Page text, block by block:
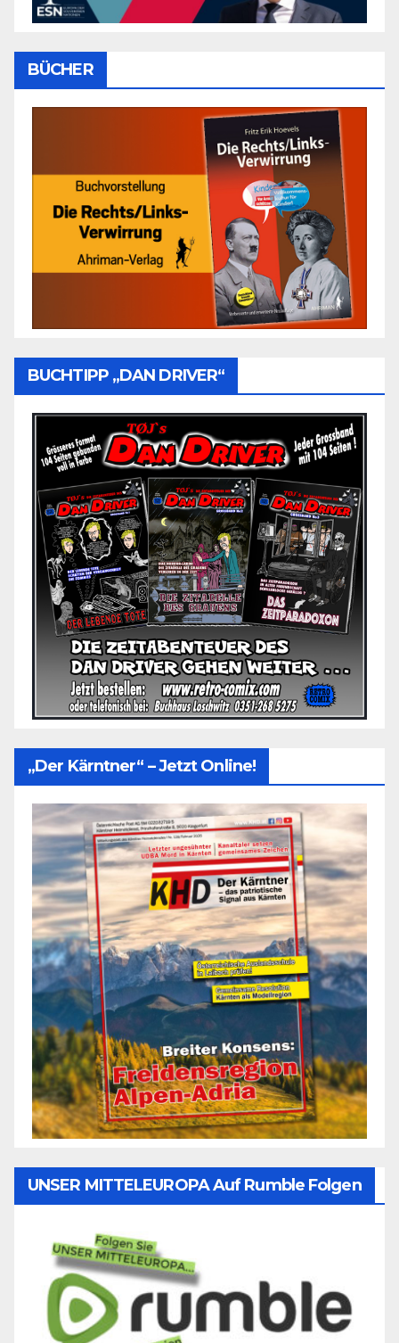
BÜCHER
BUCHTIPP „DAN DRIVER“
„Der Kärntner“ – Jetzt Online!
UNSER MITTELEUROPA Auf Rumble Folgen